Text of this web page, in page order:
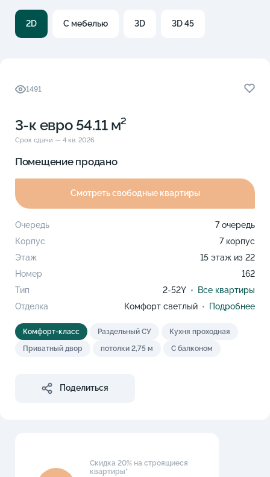
2D С мебелью 3D 3D 45
1491
3-к eвро 54.11 м²
Срок сдачи — 4 кв. 2026
Помещение продано
Смотреть свободные квартиры
Очередь
7 очередь
Корпус
7 корпус
Этаж
15 этаж из 22
Номер
162
Тип
2-52Y
Все квартиры
Отделка
Комфорт светлый Подробнее
Комфорт-класс Раздельный СУ
Кухня проходная
Приватный двор
потолки 2,75 м С балконом
Поделиться
Скидка 20% на строящиеся
квартиры*